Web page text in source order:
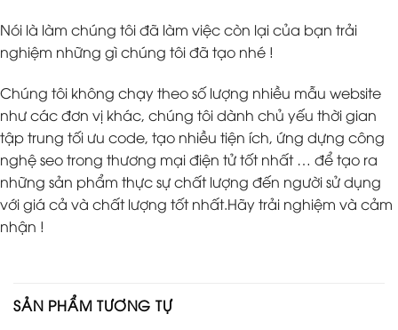
Nói là làm chúng tôi đã làm việc còn lại của bạn trải
nghiệm những gì chúng tôi đã tạo nhé !
Chúng tôi không chạy theo số lượng nhiều mẫu website
như các đơn vị khác, chúng tôi dành chủ yếu thời gian
tập trung tối ưu code, tạo nhiều tiện ích, ứng dựng công
nghệ seo trong thương mại điện tử tốt nhất … để tạo ra
những sản phẩm thực sự chất lượng đến người sử dụng
với giá cả và chất lượng tốt nhất.Hãy trải nghiệm và cảm
nhận !
SẢN PHẨM TƯƠNG TỰ